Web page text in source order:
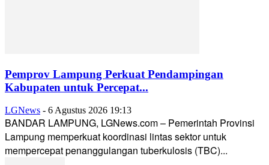
Pemprov Lampung Perkuat Pendampingan
Kabupaten untuk Percepat...
LGNews - 6 Agustus 2026 19:13
BANDAR LAMPUNG, LGNews.com – Pemerintah Provinsi
Lampung memperkuat koordinasi lintas sektor untuk
mempercepat penanggulangan tuberkulosis (TBC)...